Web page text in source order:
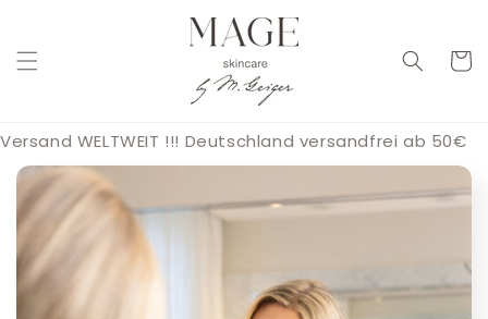
Versand WELTWEIT !!! Deutschland versandfrei ab 50€